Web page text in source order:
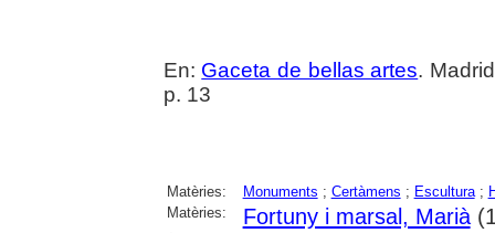
En: Gaceta de bellas artes.
p. 13
Matèries: Monuments ; Certàmens ; Escultura;
Matèries:
Fortuny i marsal, Marià